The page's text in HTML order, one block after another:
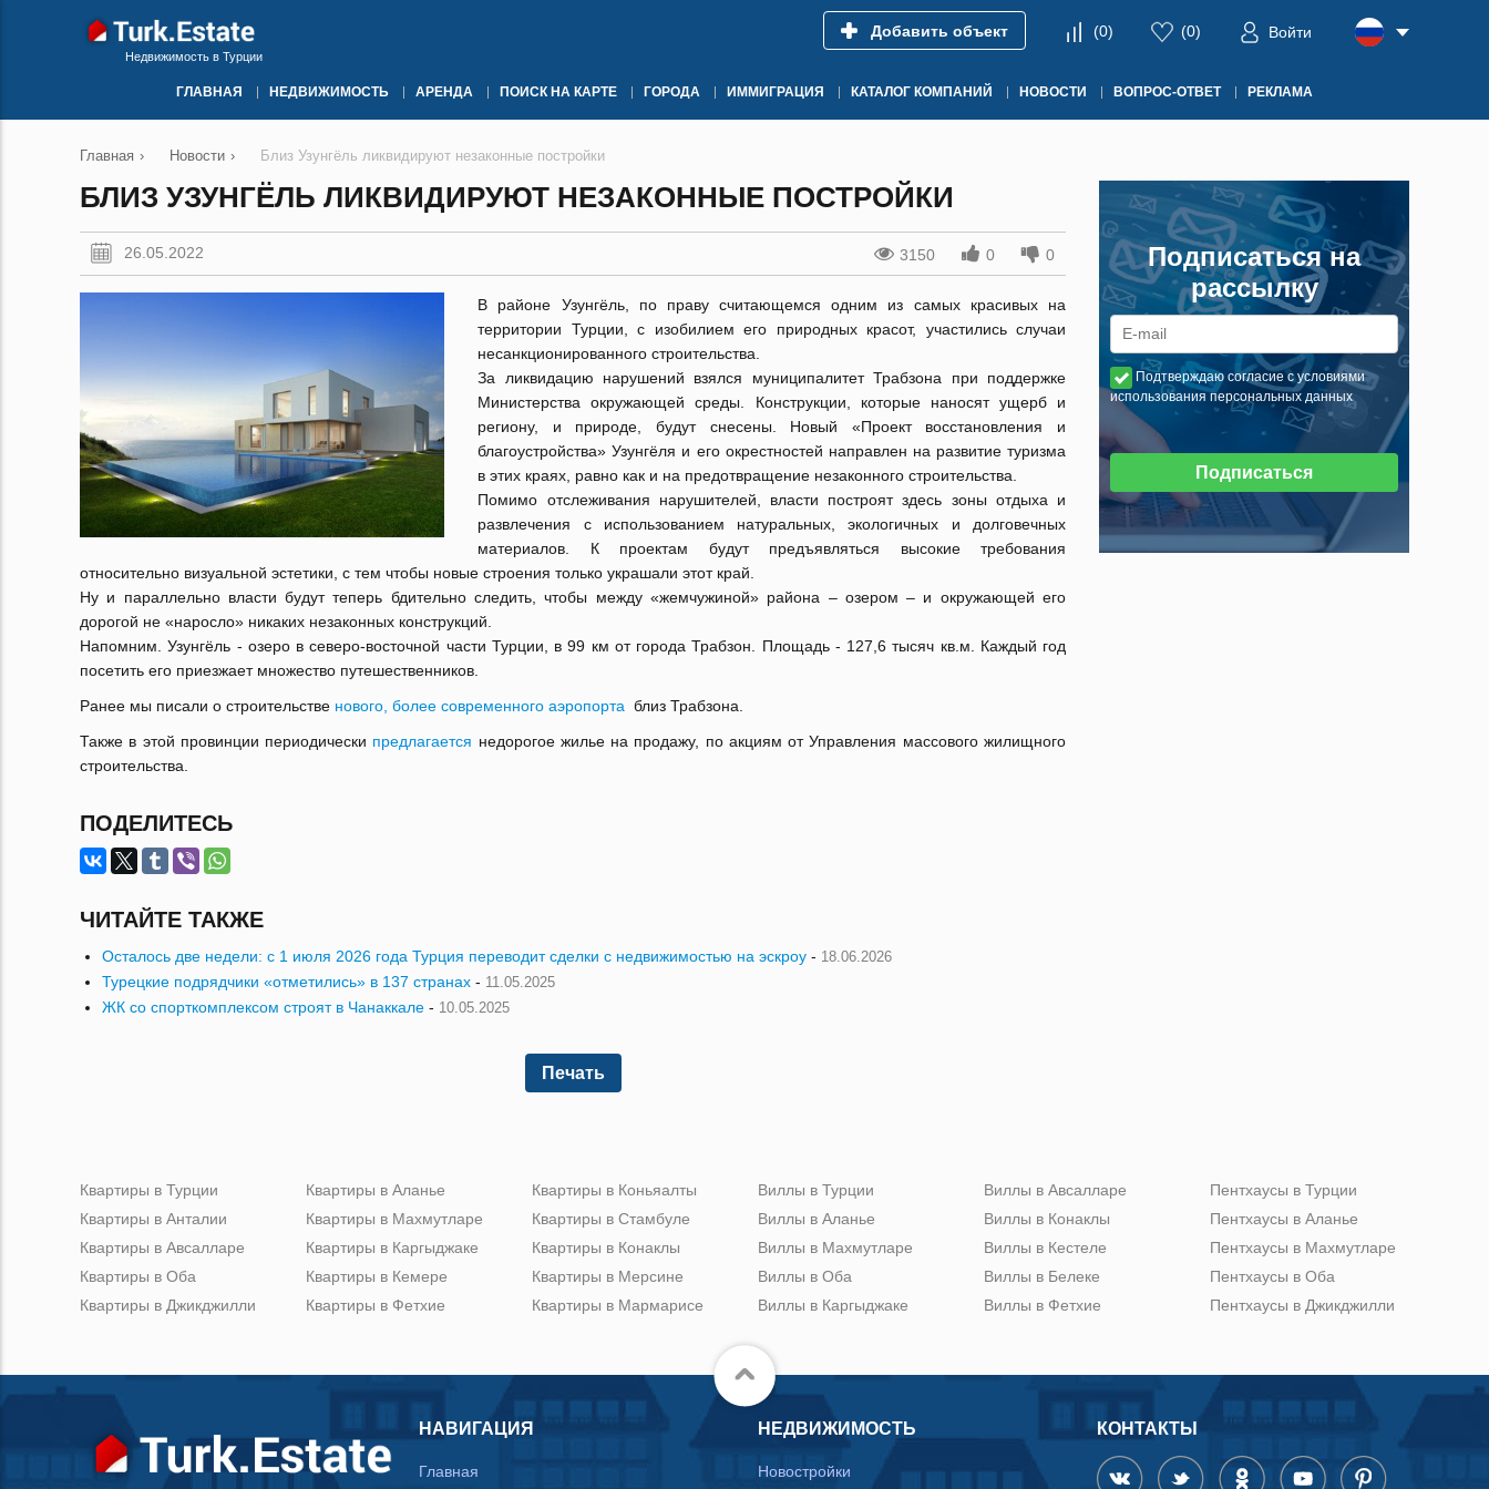
Недвижимость в Турции
Добавить объект (0) (0) Войти
ГЛАВНАЯ НЕДВИЖИМОСТЬ АРЕНДА ПОИСК НА КАРТЕ ГОРОДА ИММИГРАЦИЯ КАТАЛОГ КОМПАНИЙ НОВОСТИ ВОПРОС-ОТВЕТ РЕКЛАМА
Главная › Новости › Близ Узунгёль ликвидируют незаконные постройки
БЛИЗ УЗУНГЁЛЬ ЛИКВИДИРУЮТ НЕЗАКОННЫЕ ПОСТРОЙКИ
26.05.2022 3150 0 0
В районе Узунгёль, по праву считающемся одним из самых красивых на
территории Турции, с изобилием его природных красот, участились случаи
несанкционированного строительства.
За ликвидацию нарушений взялся муниципалитет Трабзона при поддержке
Министерства окружающей среды. Конструкции, которые наносят ущерб и
региону, и природе, будут снесены. Новый «Проект восстановления и
благоустройства» Узунгёля и его окрестностей направлен на развитие туризма
в этих краях, равно как и на предотвращение незаконного строительства.
Помимо отслеживания нарушителей, власти построят здесь зоны отдыха и
развлечения с использованием натуральных, экологичных и долговечных
материалов. К проектам будут предъявляться высокие требования
относительно визуальной эстетики, с тем чтобы новые строения только украшали этот край.
Ну и параллельно власти будут теперь бдительно следить, чтобы между «жемчужиной» района – озером – и окружающей его
дорогой не «наросло» никаких незаконных конструкций.
Напомним. Узунгёль - озеро в северо-восточной части Турции, в 99 км от города Трабзон. Площадь - 127,6 тысяч кв.м. Каждый год
посетить его приезжает множество путешественников.
Ранее мы писали о строительстве нового, более современного аэропорта близ Трабзона.
Также в этой провинции периодически предлагается недорогое жилье на продажу, по акциям от Управления массового жилищного
строительства.
ПОДЕЛИТЕСЬ
ЧИТАЙТЕ ТАКЖЕ
Осталось две недели: с 1 июля 2026 года Турция переводит сделки с недвижимостью на эскроу - 18.06.2026
Турецкие подрядчики «отметились» в 137 странах - 11.05.2025
ЖК со спорткомплексом строят в Чанаккале - 10.05.2025
Печать
Подписаться на
рассылку
Подтверждаю согласие с условиями
использования персональных данных
Подписаться
Квартиры в Турции
Квартиры в Анталии
Квартиры в Авсалларе
Квартиры в Оба
Квартиры в Джикджилли
Квартиры в Аланье
Квартиры в Махмутларе
Квартиры в Каргыджаке
Квартиры в Кемере
Квартиры в Фетхие
Квартиры в Коньяалты
Квартиры в Стамбуле
Квартиры в Конаклы
Квартиры в Мерсине
Квартиры в Мармарисе
Виллы в Турции
Виллы в Аланье
Виллы в Махмутларе
Виллы в Оба
Виллы в Каргыджаке
Виллы в Авсалларе
Виллы в Конаклы
Виллы в Кестеле
Виллы в Белеке
Виллы в Фетхие
Пентхаусы в Турции
Пентхаусы в Аланье
Пентхаусы в Махмутларе
Пентхаусы в Оба
Пентхаусы в Джикджилли
НАВИГАЦИЯ
Главная
НЕДВИЖИМОСТЬ
Новостройки
КОНТАКТЫ